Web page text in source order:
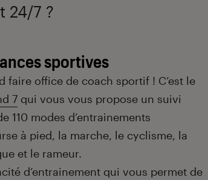
24/7 ?
sportives
faire office de coach sportif ! C’est le
7 qui vous vous propose un suivi
110 modes d’entrainements
à pied, la marche, le cyclisme, la
et le rameur.
d’entrainement qui vous permet de